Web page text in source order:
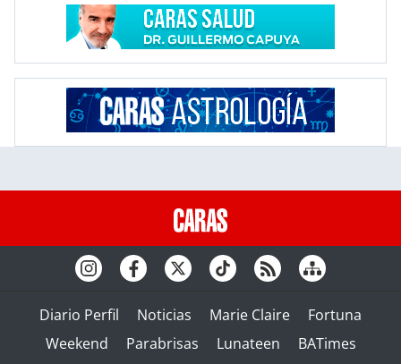
Diario Perfil Noticias Marie Claire
Fortuna
Weekend
Parabrisas Lunateen BATimes